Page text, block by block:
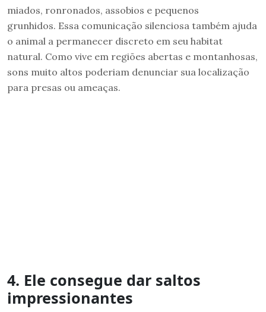
miados, ronronados, assobios e pequenos
grunhidos. Essa comunicação silenciosa também ajuda
o animal a permanecer discreto em seu habitat
natural. Como vive em regiões abertas e montanhosas,
sons muito altos poderiam denunciar sua localização
para presas ou ameaças.
4. Ele consegue dar saltos
impressionantes